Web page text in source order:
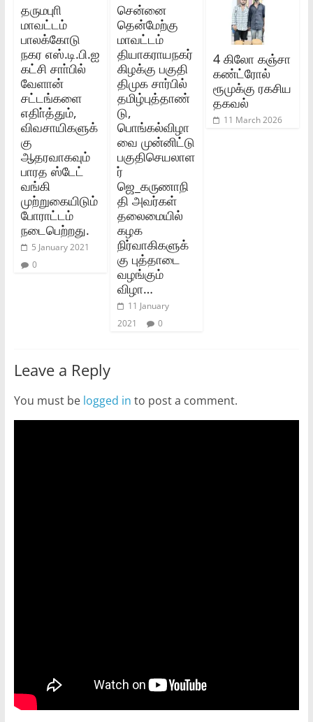
தருமபுாி
மாவட்டம்
பாலக்கோடு
நகர எஸ்.டி.பி.ஐ
கட்சி சாா்பில்
வேளான்
சட்டங்களை
எதிா்த்தும்,
விவசாயிகளுக்
கு
ஆதரவாகவும்
பாரத ஸ்டேட்
வங்கி
முற்றுகையிடும்
போராட்டம்
நடைபெற்றது.
5 January 2021
0
சென்னை
தென்மேற்கு
மாவட்டம்
தியாகராயநகர்
கிழக்கு பகுதி
திமுக சார்பில்
தமிழ்புத்தாண்
டு,
பொங்கல்விழா
வை முன்னிட்டு
பகுதிசெயலாள
ர்
ஜெ_கருணாநி
தி அவர்கள்
தலைமையில்
கழக
நிர்வாகிகளுக்
கு புத்தாடை
வழங்கும்
விழா…
11 January
2021
0
4 கிலோ கஞ்சா
கண்ட்ரோல்
ரூமுக்கு ரகசிய
தகவல்
11 March 2026
Leave a Reply
You must be logged in to post a comment.